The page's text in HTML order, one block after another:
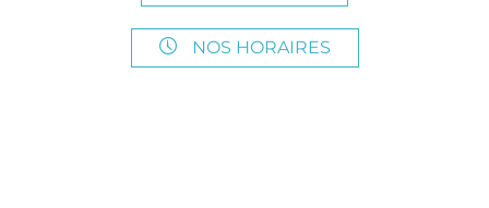
NOS HORAIRES